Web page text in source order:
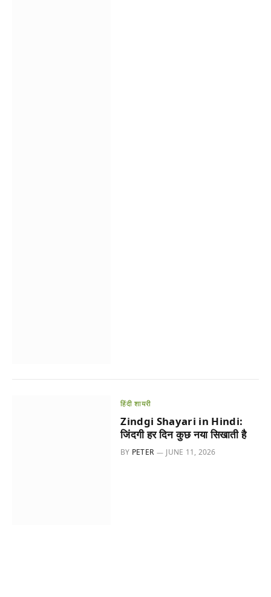
हिंदी शायरी
Zindgi Shayari in Hindi:
जिंदगी हर दिन कुछ नया सिखाती है
BY PETER JUNE 11, 2026